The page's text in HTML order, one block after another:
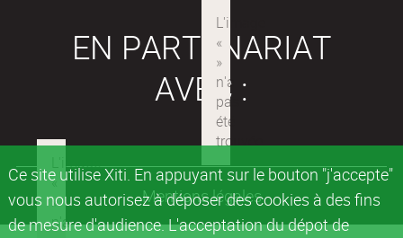
Ce site utilise Xiti. En appuyant sur le bouton "j'accepte"
vous nous autorisez à déposer des cookies à des fins
de mesure d'audience. L'acceptation du dépot de
EN PARTENARIAT
AVEC :
Mentions légales